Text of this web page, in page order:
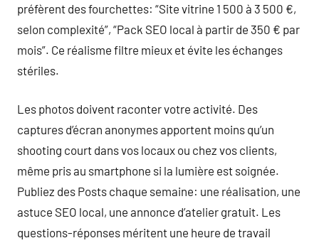
préfèrent des fourchettes: “Site vitrine 1 500 à 3 500 €,
selon complexité”, “Pack SEO local à partir de 350 € par
mois”. Ce réalisme filtre mieux et évite les échanges
stériles.
Les photos doivent raconter votre activité. Des
captures d’écran anonymes apportent moins qu’un
shooting court dans vos locaux ou chez vos clients,
même pris au smartphone si la lumière est soignée.
Publiez des Posts chaque semaine: une réalisation, une
astuce SEO local, une annonce d’atelier gratuit. Les
questions-réponses méritent une heure de travail